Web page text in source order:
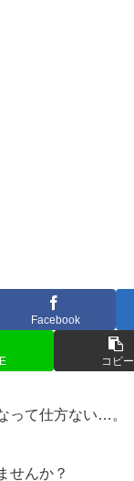
Facebook
コピー
って仕方ない…。
せんか？